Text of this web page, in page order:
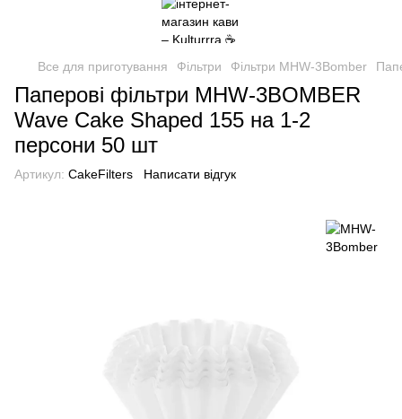
Все для приготування Фільтри Фільтри MHW-3Bomber
Паперові фільтри MHW-3BOMBER
Wave Cake Shaped 155 на 1-2
персони 50 шт
Артикул: CakeFilters Написати відгук